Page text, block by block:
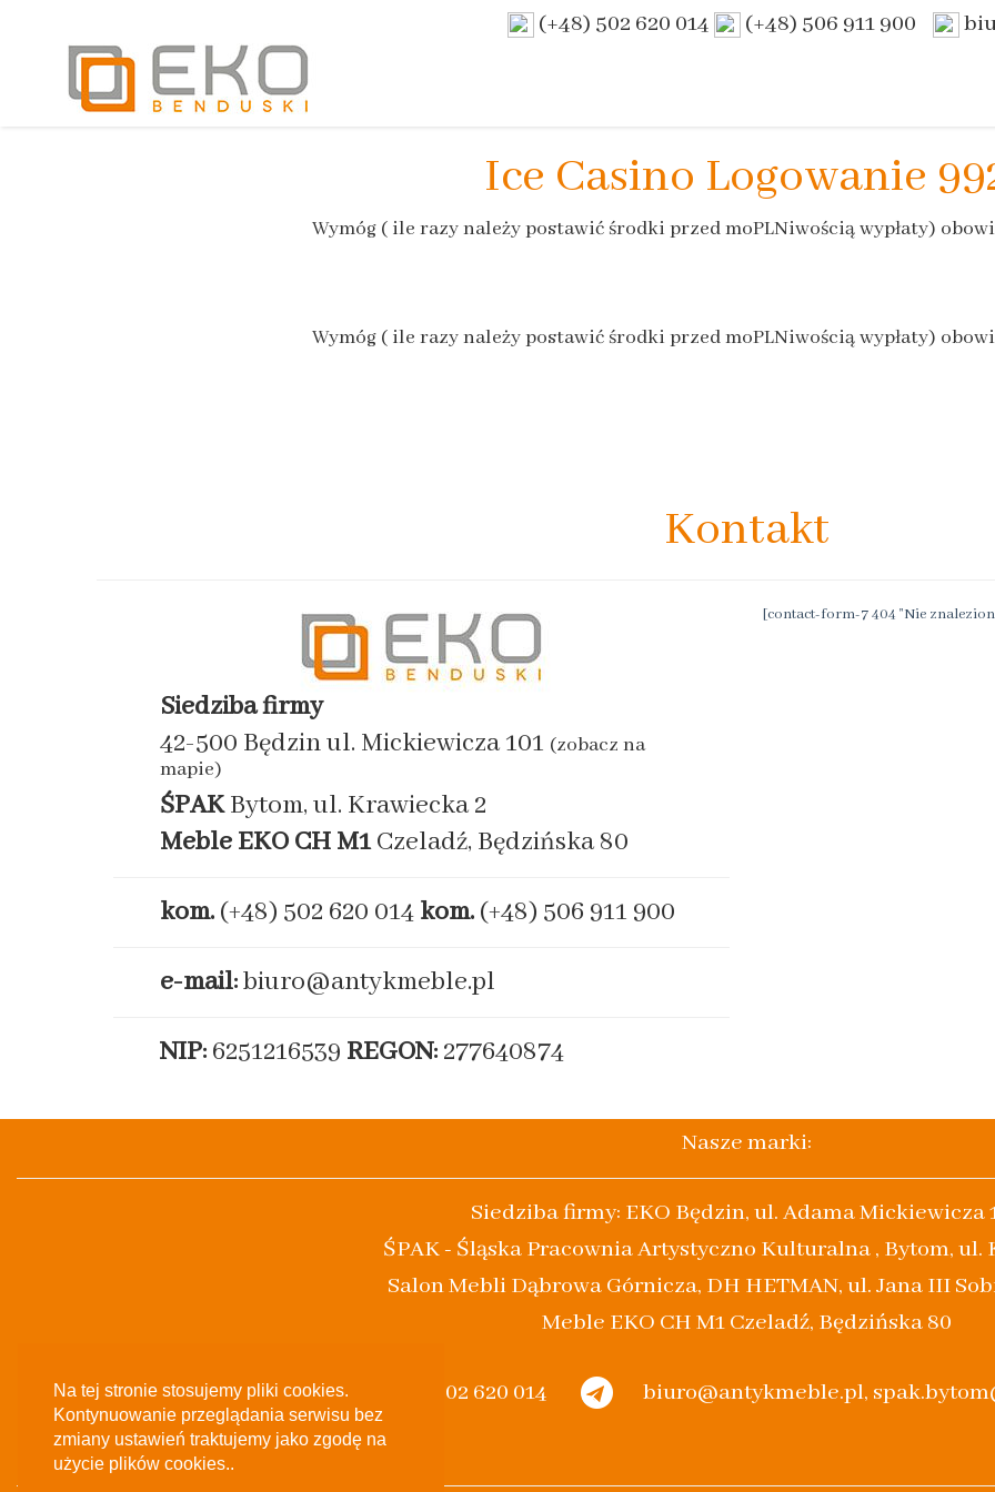
Na tej stronie stosujemy pliki cookies.
Kontynuowanie przeglądania serwisu bez
zmiany ustawień traktujemy jako zgodę na
użycie plików cookies..
(+48) 502 620 014 (+48) 506 911 900
Ice Casino Logowanie
Wymóg ( ile razy należy postawić środki przed moPLNiwością wypłaty)
Wymóg ( ile razy należy postawić środki przed moPLNiwością wypłaty)
Kontakt
Siedziba firmy
42-500 Będzin ul. Mickiewicza 101 (zobacz na
mapie)
ŚPAKBytom, ul. Krawiecka 2
Meble EKO CH M1Czeladź, Będzińska 80
kom. (+48) 502 620 014 kom. (+48) 506 911 900
e-mail:biuro@antykmeble.pl
NIP: 6251216539 REGON: 277640874
[contact-form-7 404 "Nie
Nasze marki:
Siedziba firmy: EKO Będzin, ul. Adama Mickiewicza
ŚPAK - Śląska Pracownia Artystyczno Kulturalna , Bytom, ul.
Salon Mebli Dąbrowa Górnicza, DH HETMAN, ul. Jana III
Meble EKO CH M1 Czeladź, Będzińska 80
(+48) 502 620 014 biuro@antykmeble.pl,